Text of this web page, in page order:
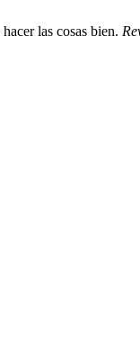
las cosas bien.